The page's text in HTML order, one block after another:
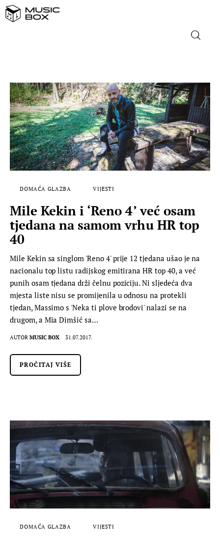
DOMAĆA GLAZBA
STRANA GLAZBA
FILM
MUSIC BOX
DOMAĆA GLAZBA VIJESTI
Mile Kekin i ‘Reno 4’ već osam
tjedana na samom vrhu HR top
40
Mile Kekin sa singlom 'Reno 4' prije 12 tjedana ušao je na
nacionalu top listu radijskog emitirana HR top 40, a već
punih osam tjedana drži čelnu poziciju. Ni sljedeća dva
mjesta liste nisu se promijenila u odnosu na protekli
tjedan, Massimo s 'Neka ti plove brodovi' nalazi se na
drugom, a Mia Dimšić sa…
AUTOR MUSIC BOX 31.07.2017.
PROČITAJ VIŠE
DOMAĆA GLAZBA VIJESTI